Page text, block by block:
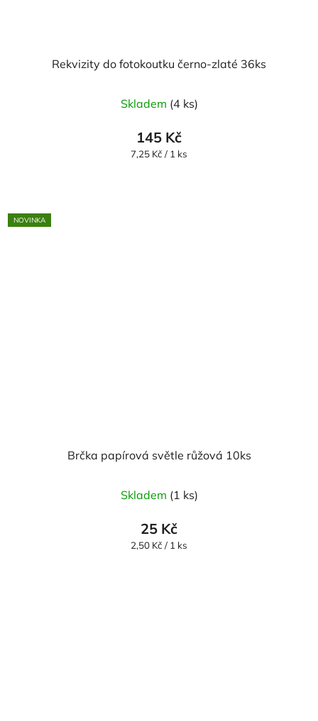
Rekvizity do fotokoutku černo-zlaté 36ks
Skladem (4 ks)
145 Kč
Měrná
7,25 Kč / 1 ks
NOVINKA
Brčka papírová světle růžová 10ks
Skladem (1 ks)
25 Kč
Měrná
2,50 Kč / 1 ks